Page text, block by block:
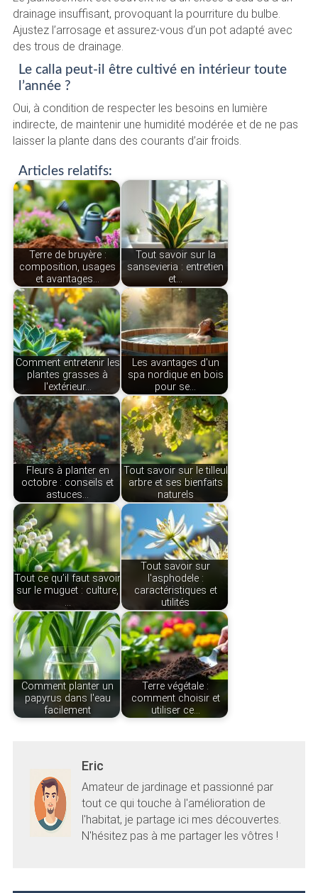
drainage insuffisant, provoquant la pourriture du bulbe.
Ajustez l’arrosage et assurez-vous d’un pot adapté avec
des trous de drainage.
Le calla peut-il être cultivé en intérieur toute
l’année ?
Oui, à condition de respecter les besoins en lumière
indirecte, de maintenir une humidité modérée et de ne pas
laisser la plante dans des courants d’air froids.
Articles relatifs:
Terre de bruyère :
composition, usages
et avantages…
Tout savoir sur la
sansevieria : entretien
et…
Comment entretenir les
plantes grasses à
l'extérieur…
Les avantages d'un
spa nordique en bois
pour se…
Fleurs à planter en
octobre : conseils et
astuces…
Tout savoir sur le tilleul
arbre et ses bienfaits
naturels
Tout ce qu’il faut savoir
sur le muguet : culture,
…
Tout savoir sur
l'asphodele :
caractéristiques et
utilités
Comment planter un
papyrus dans l'eau
facilement
Terre végétale :
comment choisir et
utiliser ce…
Eric
Amateur de jardinage et passionné par
tout ce qui touche à l'amélioration de
l'habitat, je partage ici mes découvertes.
N'hésitez pas à me partager les vôtres !